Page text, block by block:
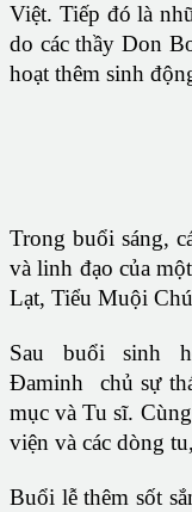
Việt. Tiếp đó là
do các thầy Don
hoạt thêm sinh
Trong buổi sáng,
và linh đạo của
Lạt, Tiểu Muội
Sau buổi sinh
Đaminh chủ sự
mục và Tu sĩ.
viện và các dòng
Buổi lễ thêm sốt